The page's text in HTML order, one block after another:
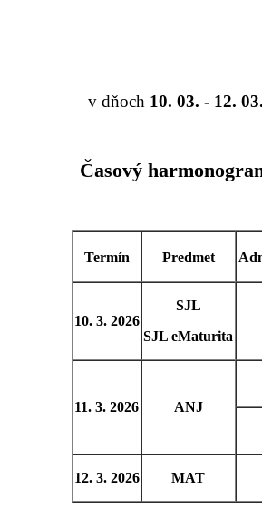
v dňoch 10. 03. - 12.
Časový
Termín Predmet
10. 3. 2026
SJL
SJL eMaturita
11. 3. 2026 ANJ
12. 3. 2026 MAT